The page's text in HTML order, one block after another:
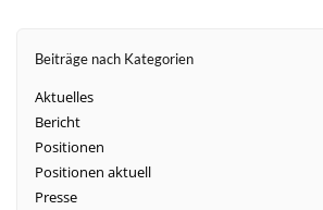
Beiträge nach Kategorien
Aktuelles
Bericht
Positionen
Positionen aktuell
Presse